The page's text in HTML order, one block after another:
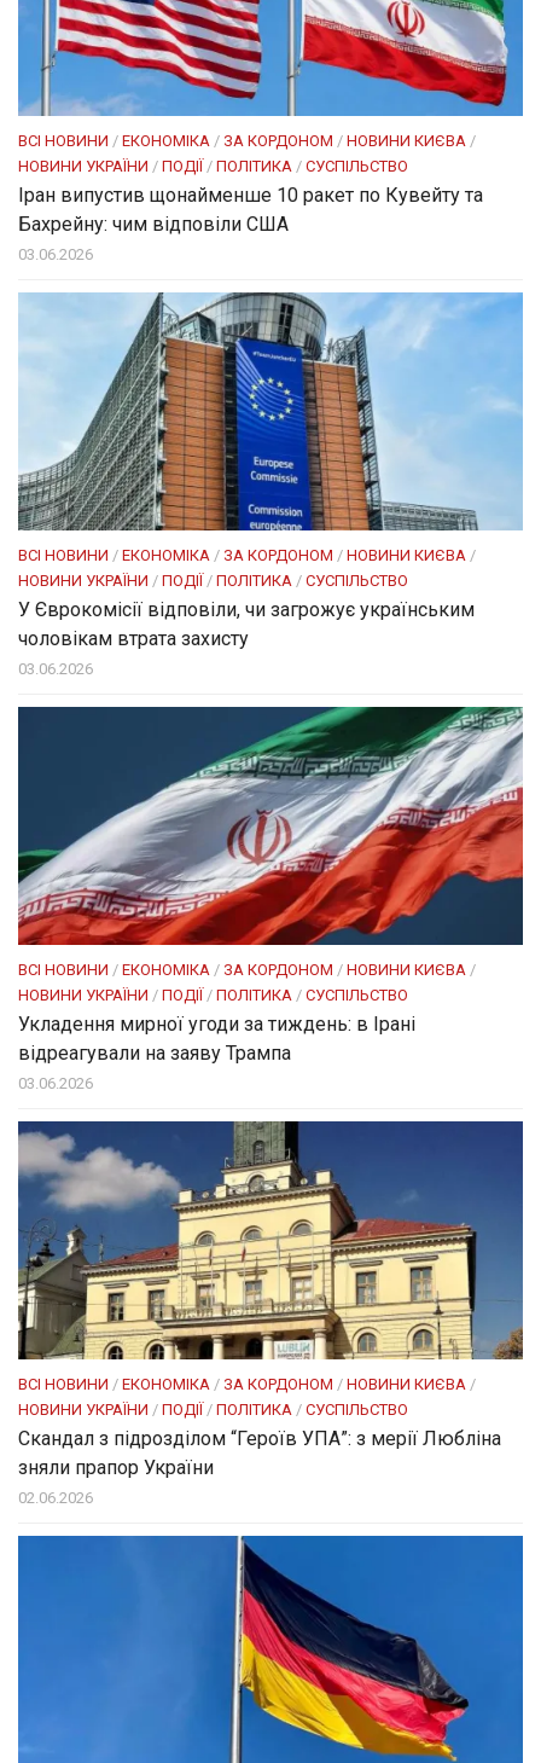
ВСІ НОВИНИ / ЕКОНОМІКА / ЗА КОРДОНОМ / НОВИНИ КИЄВА /
НОВИНИ УКРАЇНИ / ПОДІЇ / ПОЛІТИКА / СУСПІЛЬСТВО
Іран випустив щонайменше 10 ракет по Кувейту та
Бахрейну: чим відповіли США
03.06.2026
ВСІ НОВИНИ / ЕКОНОМІКА / ЗА КОРДОНОМ / НОВИНИ КИЄВА /
НОВИНИ УКРАЇНИ / ПОДІЇ / ПОЛІТИКА / СУСПІЛЬСТВО
У Єврокомісії відповіли, чи загрожує українським
чоловікам втрата захисту
03.06.2026
ВСІ НОВИНИ / ЕКОНОМІКА / ЗА КОРДОНОМ / НОВИНИ КИЄВА /
НОВИНИ УКРАЇНИ / ПОДІЇ / ПОЛІТИКА / СУСПІЛЬСТВО
Укладення мирної угоди за тиждень: в Ірані
відреагували на заяву Трампа
03.06.2026
ВСІ НОВИНИ / ЕКОНОМІКА / ЗА КОРДОНОМ / НОВИНИ КИЄВА /
НОВИНИ УКРАЇНИ / ПОДІЇ / ПОЛІТИКА / СУСПІЛЬСТВО
Скандал з підрозділом “Героїв УПА”: з мерії Любліна
зняли прапор України
02.06.2026